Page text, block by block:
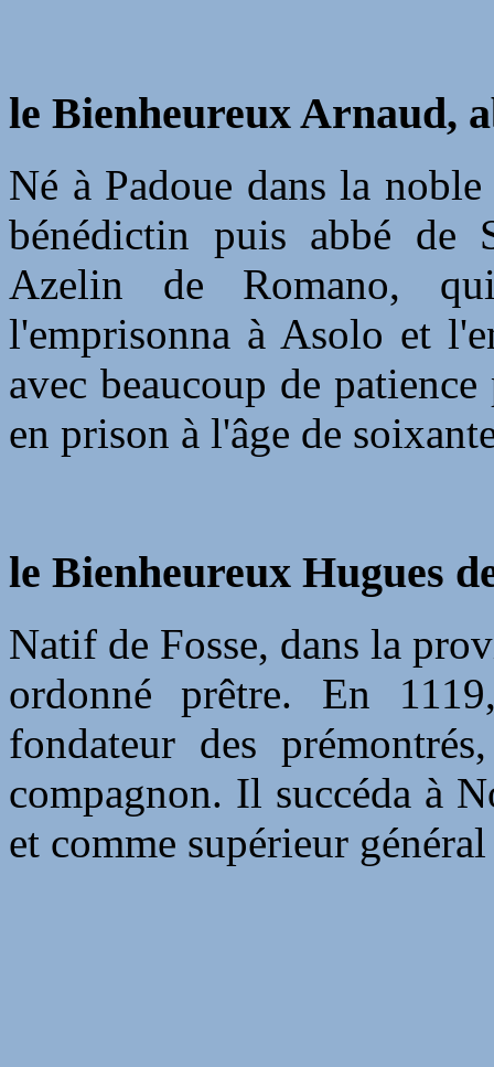
le Bienheureux Arnaud,
Né à Padoue dans la
bénédictin puis abbé de
Azelin de Romano,
l'emprisonna à Asolo et
avec beaucoup de
en prison à l'âge de
le Bienheureux Hugues
Natif de Fosse, dans la
ordonné prêtre. En
fondateur des
compagnon. Il succéda à
et comme supérieur